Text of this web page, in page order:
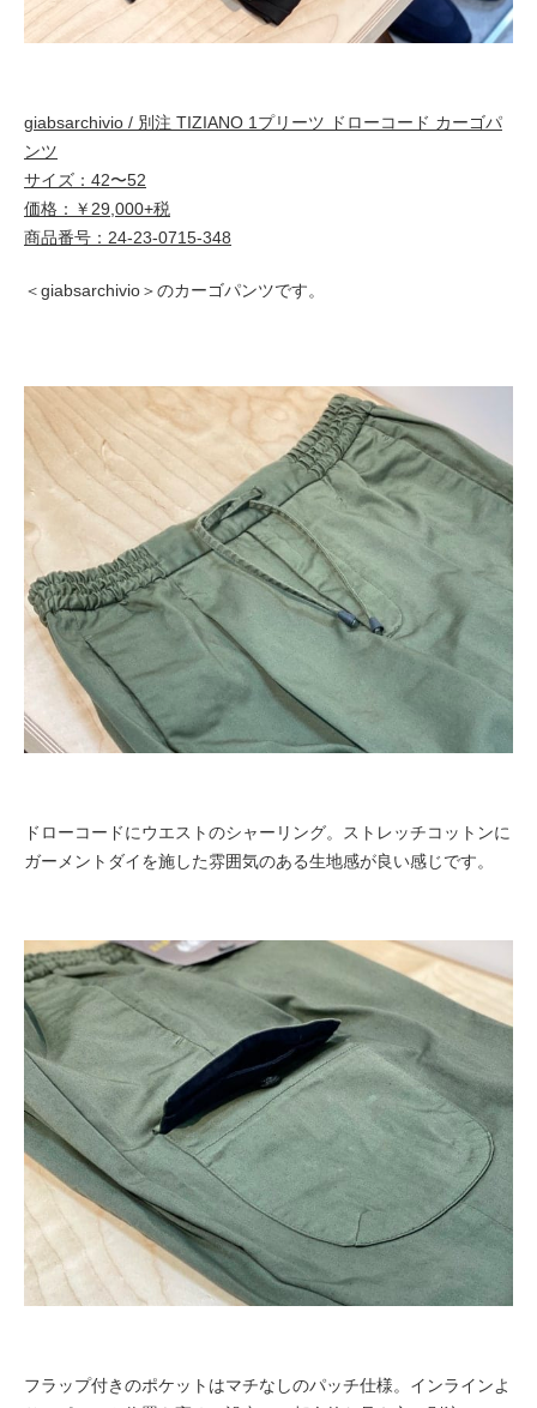
giabsarchivio / 別注 TIZIANO 1プリーツ ドローコード カーゴパ
ンツ
サイズ：42〜52
価格：￥29,000+税
商品番号：24-23-0715-348
＜giabsarchivio＞のカーゴパンツです。
ドローコードにウエストのシャーリング。ストレッチコットンに
ガーメントダイを施した雰囲気のある生地感が良い感じです。
フラップ付きのポケットはマチなしのパッチ仕様。インラインよ